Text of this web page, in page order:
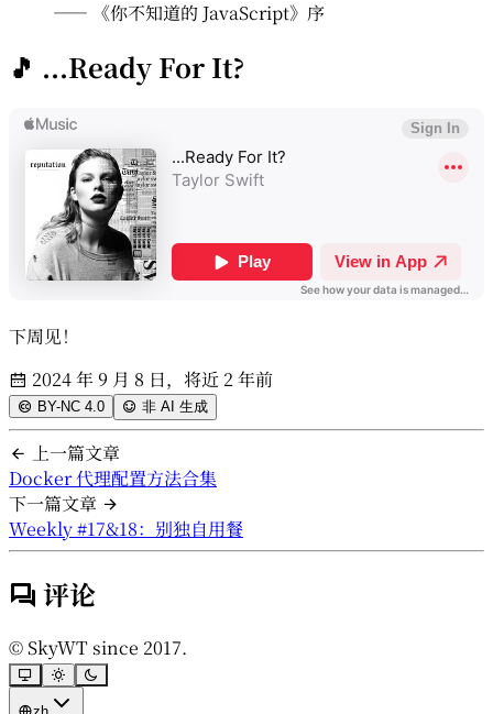
—— 《你不知道的 JavaScript》序
🎵 ...Ready For It?
下周见！
2024 年 9 月 8 日，将近 2 年前
BY-NC 4.0 非 AI 生成
上一篇文章
Docker 代理配置方法合集
下一篇文章
Weekly #17&18：别独自用餐
评论
© SkyWT since 2017.